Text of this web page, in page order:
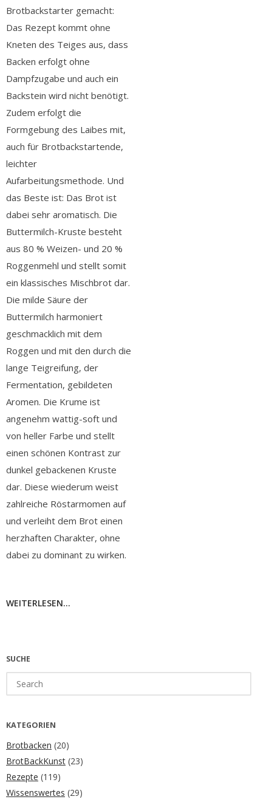
Brotbackstarter gemacht:
Das Rezept kommt ohne
Kneten des Teiges aus, dass
Backen erfolgt ohne
Dampfzugabe und auch ein
Backstein wird nicht benötigt.
Zudem erfolgt die
Formgebung des Laibes mit,
auch für Brotbackstartende,
leichter
Aufarbeitungsmethode. Und
das Beste ist: Das Brot ist
dabei sehr aromatisch. Die
Buttermilch-Kruste besteht
aus 80 % Weizen- und 20 %
Roggenmehl und stellt somit
ein klassisches Mischbrot dar.
Die milde Säure der
Buttermilch harmoniert
geschmacklich mit dem
Roggen und mit den durch die
lange Teigreifung, der
Fermentation, gebildeten
Aromen. Die Krume ist
angenehm wattig-soft und
von heller Farbe und stellt
einen schönen Kontrast zur
dunkel gebackenen Kruste
dar. Diese wiederum weist
zahlreiche Röstarmomen auf
und verleiht dem Brot einen
herzhaften Charakter, ohne
dabei zu dominant zu wirken.
WEITERLESEN...
SUCHE
for:
KATEGORIEN
Brotbacken (20)
BrotBackKunst (23)
Rezepte (119)
Wissenswertes (29)